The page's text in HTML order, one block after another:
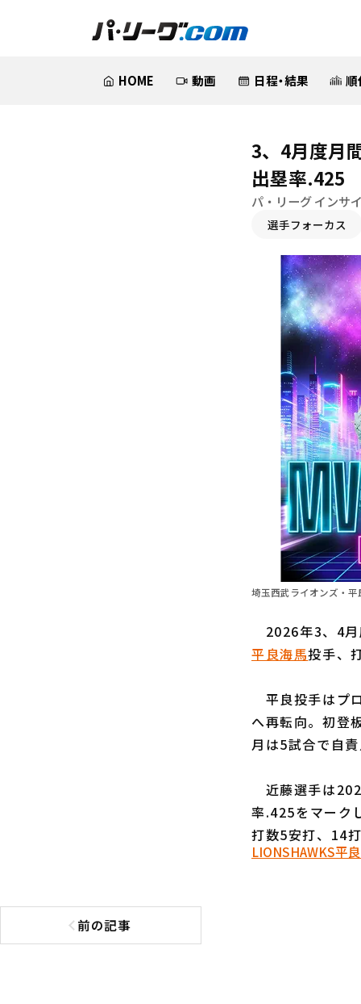
HOME 動画 日程・結果 順
3、4月度月
出塁率.425
パ・リーグ インサ
選手フォーカス
埼玉西武ライオンズ・
2026年3、4月
平良海馬投手、
平良投手はプ
へ再転向。初登
月は5試合で自
近藤選手は
率.425をマーク
打数5安打、14
LIONSHAWKS平
前の記事
前の記事へ